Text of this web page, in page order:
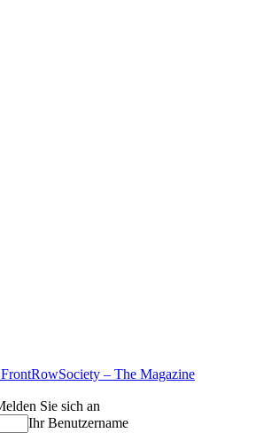
FrontRowSociety – The Magazine
Sie sich an
Ihr Benutzername